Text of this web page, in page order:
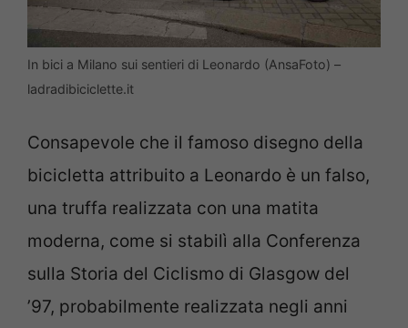
In bici a Milano sui sentieri di Leonardo (AnsaFoto) –
ladradibiciclette.it
Consapevole che il famoso disegno della
bicicletta attribuito a Leonardo è un falso,
una truffa realizzata con una matita
moderna, come si stabilì alla Conferenza
sulla Storia del Ciclismo di Glasgow del
’97, probabilmente realizzata negli anni